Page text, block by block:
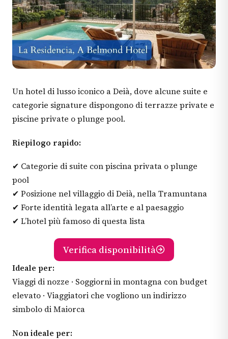
Un hotel di lusso iconico a Deià, dove alcune suite e
categorie signature dispongono di terrazze private e
piscine private o plunge pool.
Riepilogo rapido:
✔ Categorie di suite con piscina privata o plunge
pool
✔ Posizione nel villaggio di Deià, nella Tramuntana
✔ Forte identità legata all’arte e al paesaggio
✔ L’hotel più famoso di questa lista
Verifica disponibilità
Ideale per:
Viaggi di nozze · Soggiorni in montagna con budget
elevato · Viaggiatori che vogliono un indirizzo
simbolo di Maiorca
Non ideale per: